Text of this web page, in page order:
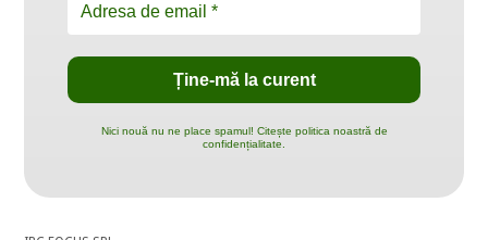
Nici nouă nu ne place spamul! Citește politica noastră de
confidențialitate.